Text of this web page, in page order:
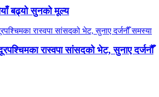
बढ्यो सुनको मूल्य
रास्वपा सांसदको भेट, सुनाए दर्जनौँ